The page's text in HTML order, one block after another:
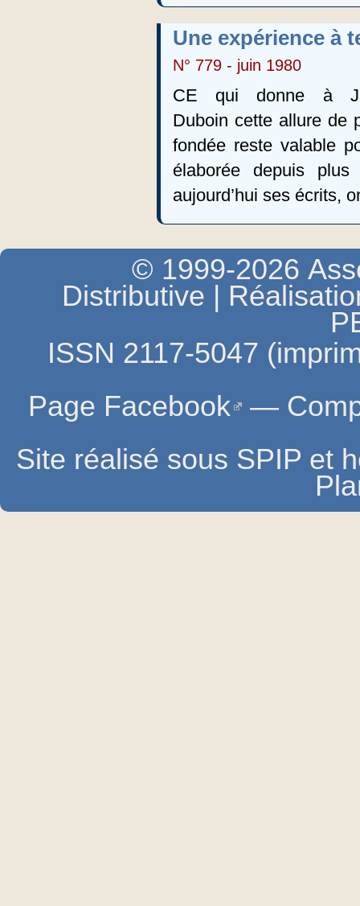
Une expérience à
N° 779 - juin 1980
CE qui donne à
Duboin cette allure de
fondée reste valable
élaborée depuis
aujourd’hui ses écrits,
© 1999-2026
Distributive |
ISSN 2117-5047
Page Facebook —
Site réalisé sous SPIP et